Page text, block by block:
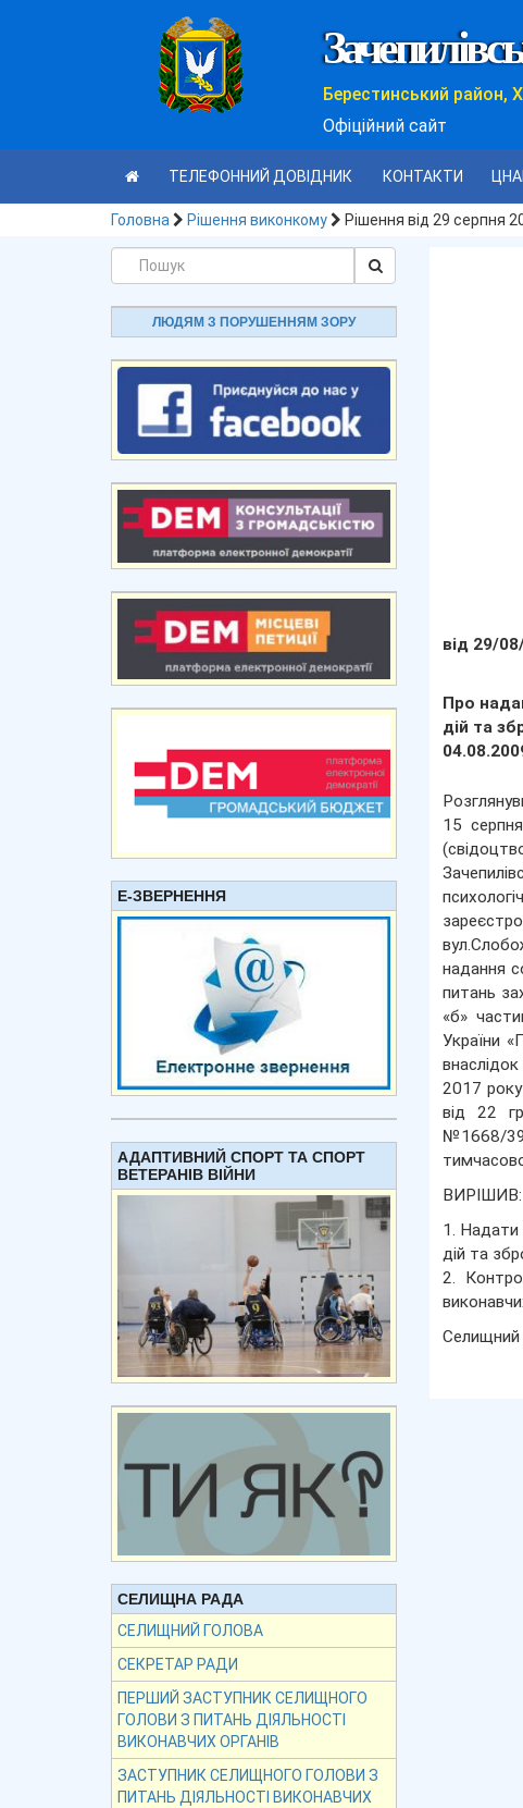
Берестинський район,
Офіційний сайт
ТЕЛЕФОННИЙ ДОВІДНИК КОНТАКТИ
Головна Рішення виконкому Рішення від 29 серпня
ЛЮДЯМ З ПОРУШЕННЯМ ЗОРУ
Е-ЗВЕРНЕННЯ
АДАПТИВНИЙ СПОРТ ТА СПОРТ
ВЕТЕРАНІВ ВІЙНИ
СЕЛИЩНА РАДА
СЕЛИЩНИЙ ГОЛОВА
СЕКРЕТАР РАДИ
ПЕРШИЙ ЗАСТУПНИК СЕЛИЩНОГО
ГОЛОВИ З ПИТАНЬ ДІЯЛЬНОСТІ
ВИКОНАВЧИХ ОРГАНІВ
ЗАСТУПНИК СЕЛИЩНОГО ГОЛОВИ З
ПИТАНЬ ДІЯЛЬНОСТІ ВИКОНАВЧИХ
від 29/
Про
дій та
15
надання
питань
«б»
України
2017 року
від 22
№1668/
ВИРІШИВ:
1. Надати
дій та
2.